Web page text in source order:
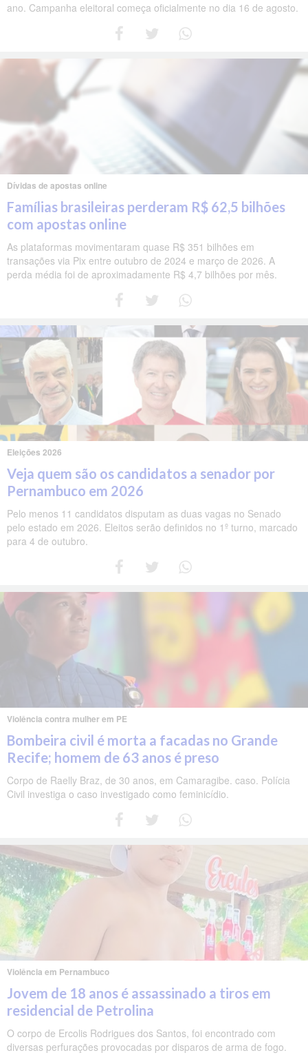
ano. Campanha eleitoral começa oficialmente no dia 16 de agosto.
Dívidas de apostas online
Famílias brasileiras perderam R$ 62,5 bilhões
com apostas online
As plataformas movimentaram quase R$ 351 bilhões em
transações via Pix entre outubro de 2024 e março de 2026. A
perda média foi de aproximadamente R$ 4,7 bilhões por mês.
Eleições 2026
Veja quem são os candidatos a senador por
Pernambuco em 2026
Pelo menos 11 candidatos disputam as duas vagas no Senado
pelo estado em 2026. Eleitos serão definidos no 1º turno, marcado
para 4 de outubro.
Violência contra mulher em PE
Bombeira civil é morta a facadas no Grande
Recife; homem de 63 anos é preso
Corpo de Raelly Braz, de 30 anos, em Camaragibe. caso. Polícia
Civil investiga o caso investigado como feminicídio.
Violência em Pernambuco
Jovem de 18 anos é assassinado a tiros em
residencial de Petrolina
O corpo de Ercolis Rodrigues dos Santos, foi encontrado com
diversas perfurações provocadas por disparos de arma de fogo.